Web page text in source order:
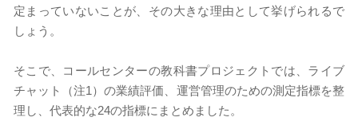
定まっていないことが、その大きな理由として挙げられるで
しょう。
そこで、コールセンターの教科書プロジェクトでは、ライブ
チャット（注1）の業績評価、運営管理のための測定指標を整
理し、代表的な24の指標にまとめました。